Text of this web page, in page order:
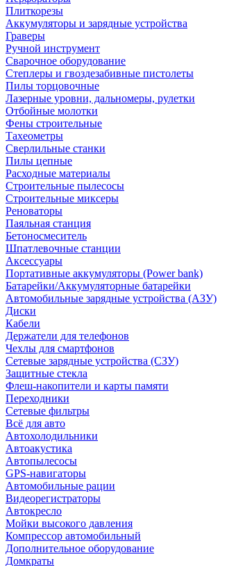
Плиткорезы
Аккумуляторы и зарядные устройства
Граверы
Ручной инструмент
Сварочное оборудование
Степлеры и гвоздезабивные пистолеты
Пилы торцовочные
Лазерные уровни, дальномеры, рулетки
Отбойные молотки
Фены строительные
Тахеометры
Сверлильные станки
Пилы цепные
Расходные материалы
Строительные пылесосы
Строительные миксеры
Реноваторы
Паяльная станция
Бетоносмеситель
Шпатлевочные станции
Аксессуары
Портативные аккумуляторы (Power bank)
Батарейки/Аккумуляторные батарейки
Автомобильные зарядные устройства (АЗУ)
Диски
Кабели
Держатели для телефонов
Чехлы для смартфонов
Сетевые зарядные устройства (СЗУ)
Защитные стекла
Флеш-накопители и карты памяти
Переходники
Сетевые фильтры
Всё для авто
Автохолодильники
Автоакустика
Автопылесосы
GPS-навигаторы
Автомобильные рации
Видеорегистраторы
Автокресло
Мойки высокого давления
Компрессор автомобильный
Дополнительное оборудование
Домкраты